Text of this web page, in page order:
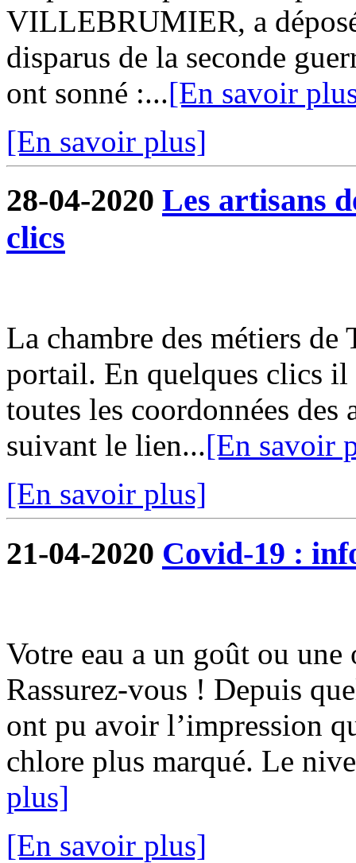
VILLEBRUMIER, a
disparus de la seconde
ont sonné :...[En savoir
[En savoir plus]
28-04-2020 Les artisans
clics
La chambre des métiers de
portail. En quelques clics il
toutes les coordonnées des
suivant le lien...[En savoir
[En savoir plus]
21-04-2020 Covid-19 :
Votre eau a un goût ou
Rassurez-vous ! Depuis
ont pu avoir l’impression
chlore plus marqué. Le
plus]
[En savoir plus]